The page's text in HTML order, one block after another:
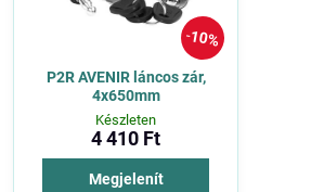
10%
P2R AVENIR láncos zár,
4x650mm
Készleten
4 410 Ft
Megjelenít